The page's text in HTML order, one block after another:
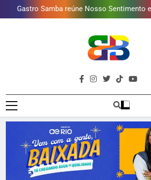
presentear o seu pai. Descubra como
Gastro Samba reúne Nosso Sentimento e
Lins em Nova Iguaçu neste fim
Shopping Grande Rio sorteia MacBook
de água por ano na Baixada
Guanabara tem diversas opções de
presentear o seu pai. Descubra como
mais
Gastro Samba reúne Nosso Sentimento e
Lins em Nova Iguaçu neste fim
Shopping Grande Rio sorteia MacBook
vinho em campanha de Dia
Obra garante a preservação de 190
Baixada